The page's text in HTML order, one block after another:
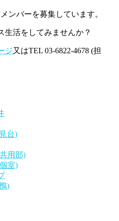
ンバーを募集しています。
生活をしてみませんか？
ジ又はTEL 03-6822-4678 (担
台)
用部)
室)
)